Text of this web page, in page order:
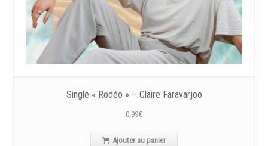
Single « Rodéo » – Claire Faravarjoo
0,99€
Ajouter au panier